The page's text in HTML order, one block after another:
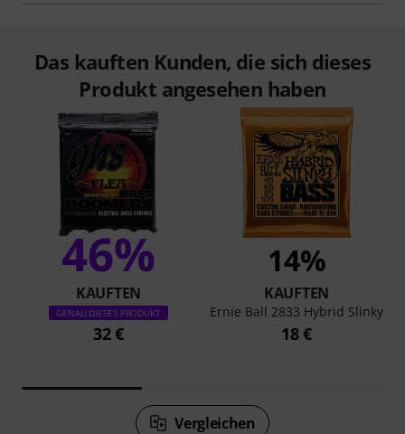
Das kauften Kunden, die sich dieses
Produkt angesehen haben
46%
KAUFTEN
GENAU DIESES PRODUKT
32 €
14%
KAUFTEN
Ernie Ball 2833 Hybrid Slinky
18 €
Vergleichen